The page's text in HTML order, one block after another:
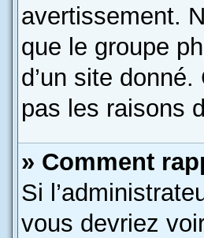
avertissement.
que le groupe
d’un site
pas les raisons
» Comment
Si
vous devriez